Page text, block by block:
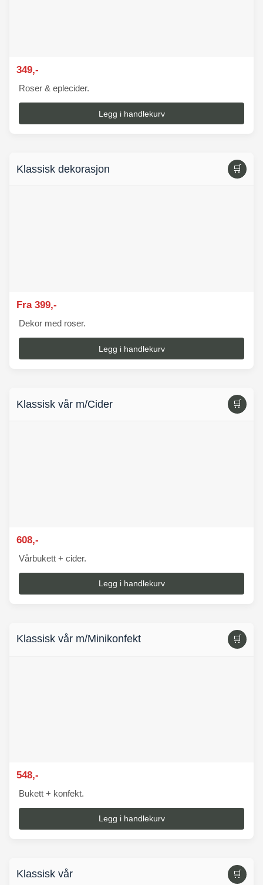
349,-
Roser & eplecider.
Legg i handlekurv
Klassisk dekorasjon 🛒
Fra 399,-
Dekor med roser.
Legg i handlekurv
Klassisk vår m/Cider 🛒
608,-
Vårbukett + cider.
Legg i handlekurv
Klassisk vår m/Minikonfekt 🛒
548,-
Bukett + konfekt.
Legg i handlekurv
Klassisk vår 🛒